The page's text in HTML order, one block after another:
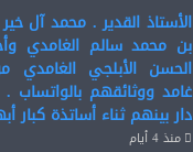
الأستاذ القدير . محمد آل
بن محمد سالم الغامدي
الحسن الأبلجي
غامد ووثائقهم
دار بينهم ثناء أساتذة كبار
منذ 4 أيام